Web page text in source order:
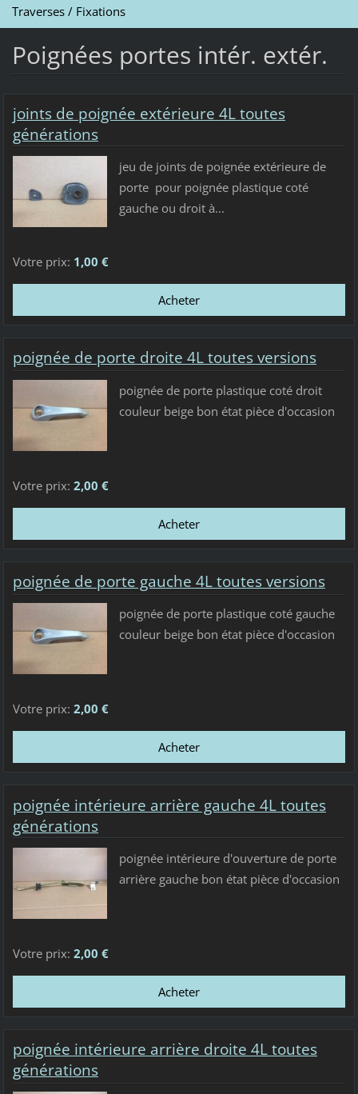
Traverses / Fixations
Poignées portes intér. extér.
joints de poignée extérieure 4L toutes
générations
jeu de joints de poignée extérieure de
porte pour poignée plastique coté
gauche ou droit à...
Votre prix: 1,00 €
poignée de porte droite 4L toutes versions
poignée de porte plastique coté droit
couleur beige bon état pièce d'occasion
Votre prix: 2,00 €
poignée de porte gauche 4L toutes versions
poignée de porte plastique coté gauche
couleur beige bon état pièce d'occasion
Votre prix: 2,00 €
poignée intérieure arrière gauche 4L toutes
générations
poignée intérieure d'ouverture de porte
arrière gauche bon état pièce d'occasion
Votre prix: 2,00 €
poignée intérieure arrière droite 4L toutes
générations